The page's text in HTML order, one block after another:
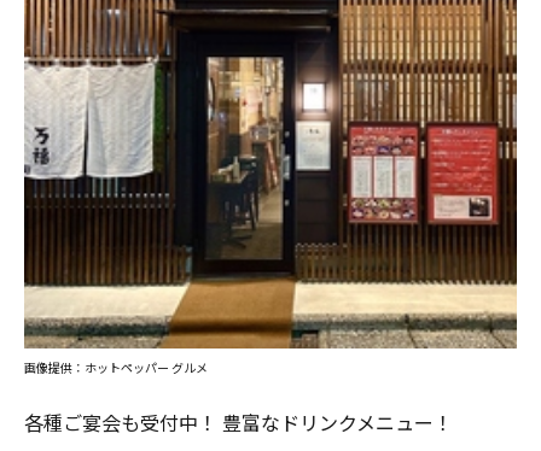
各種ご宴会も受付中！ 豊富なドリンクメニュー！
画像提供：ホットペッパー グルメ